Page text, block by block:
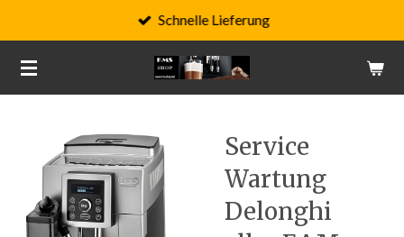
Hauptinhalt
springen
Schnelle Lieferung
Service
Wartung
Delonghi